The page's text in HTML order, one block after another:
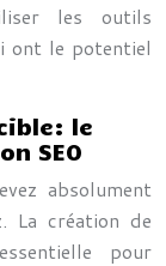
les outils
ont le potentiel
le
SEO
absolument
La création de
pour